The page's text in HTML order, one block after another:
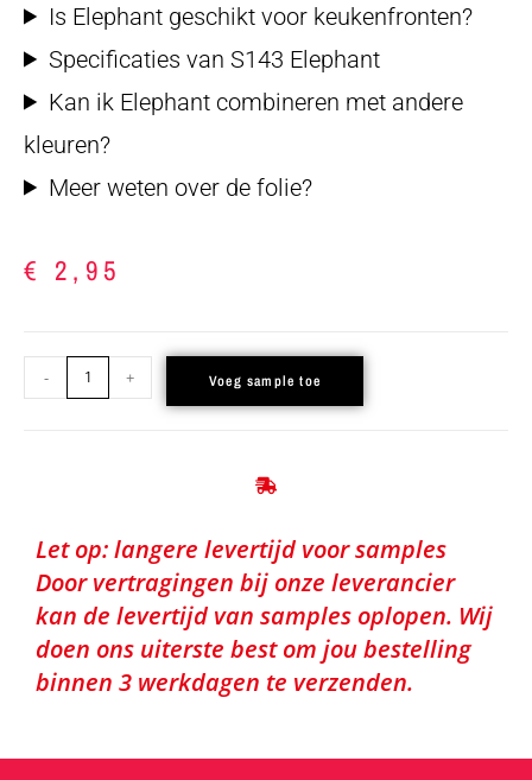
Is Elephant geschikt voor keukenfronten?
Specificaties van S143 Elephant
Kan ik Elephant combineren met andere
kleuren?
Meer weten over de folie?
€ 2,95
- + Voeg sample toe
Let op: langere levertijd voor samples
Door vertragingen bij onze leverancier
kan de levertijd van samples oplopen. Wij
doen ons uiterste best om jou bestelling
binnen 3 werkdagen te verzenden.